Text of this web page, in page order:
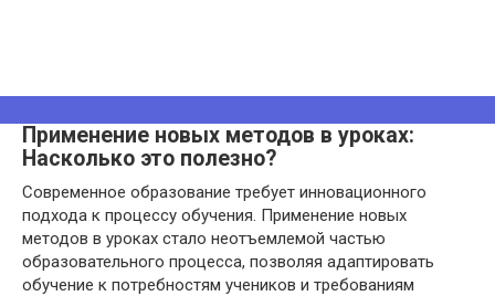
Применение новых методов в уроках:
Насколько это полезно?
Современное образование требует инновационного
подхода к процессу обучения. Применение новых
методов в уроках стало неотъемлемой частью
образовательного процесса, позволяя адаптировать
обучение к потребностям учеников и требованиям